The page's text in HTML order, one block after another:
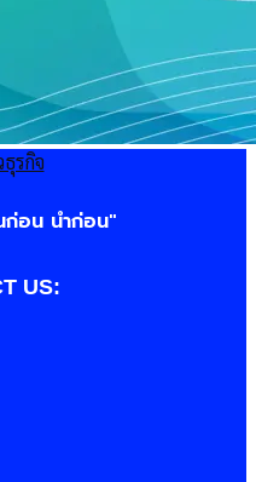
ก่อน นำก่อน"
US: